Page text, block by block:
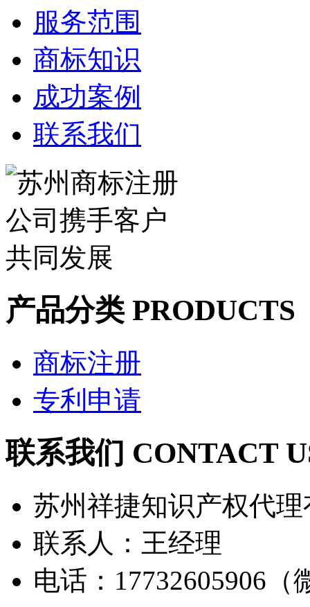
服务范围
商标知识
成功案例
联系我们
产品分类 PRODUCTS
商标注册
专利申请
联系我们 CONTACT
苏州祥捷知识产权代
联系人：王经理
电话：17732605906（